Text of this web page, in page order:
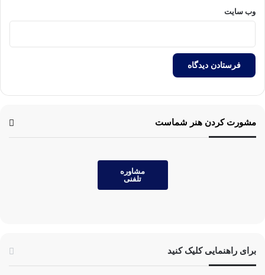
وب‌ سایت
مشورت کردن هنر شماست
مشاوره
تلفنی
برای راهنمایی کلیک کنید